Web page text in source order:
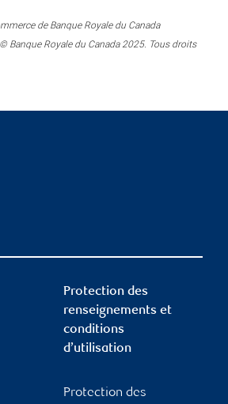
de Banque Royale du Canada
Banque Royale du Canada 2025. Tous droits
Protection des
renseignements et
conditions
d’utilisation
Protection des